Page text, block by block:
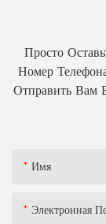
Просто
Номер
Отправить Вам
Имя
Электронная